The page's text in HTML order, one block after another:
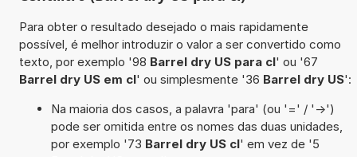
Para obter o resultado desejado o mais rapidamente
possível, é melhor introduzir o valor a ser convertido como
texto, por exemplo '98 Barrel dry US para cl' ou '67
Barrel dry US em cl' ou simplesmente '36 Barrel dry US':
Na maioria dos casos, a palavra 'para' (ou '=' / '->')
pode ser omitida entre os nomes das duas unidades,
por exemplo '73 Barrel dry US cl' em vez de '5